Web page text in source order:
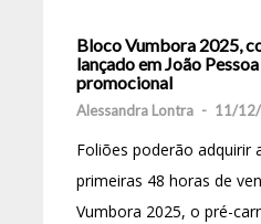
Bloco Vumbora 2025,
lançado em João
promocional
Alessandra Lontra - 11/
Foliões poderão adquirir
primeiras 48 horas de
Vumbora 2025, o pré-